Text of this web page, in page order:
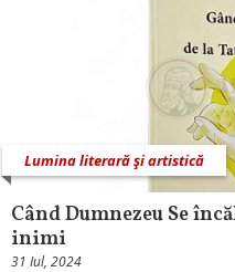
Lumina literară şi artistică
Când Dumnezeu Se
inimi
31 Iul, 2024